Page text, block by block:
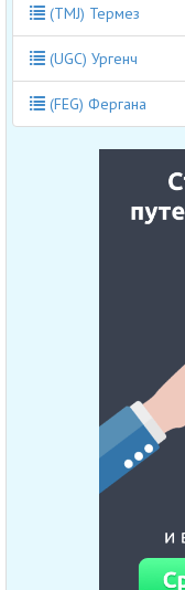
(TMJ) Термез
(UGC) Ургенч
(FEG) Фергана